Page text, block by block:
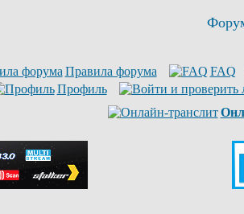
Правила форума FAQ
Профиль